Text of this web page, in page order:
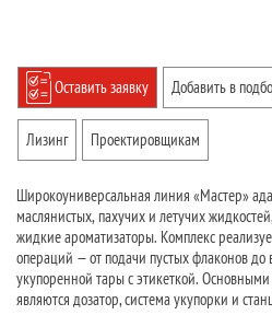
Оставить заявку Добавить в
Лизинг Проектировщикам
Широкоуниверсальная линия «Мастер»
маслянистых, пахучих и летучих
жидкие ароматизаторы. Комплекс
операций — от подачи пустых флаконов до
укупоренной тары с этикеткой.
являются дозатор, система укупорки и